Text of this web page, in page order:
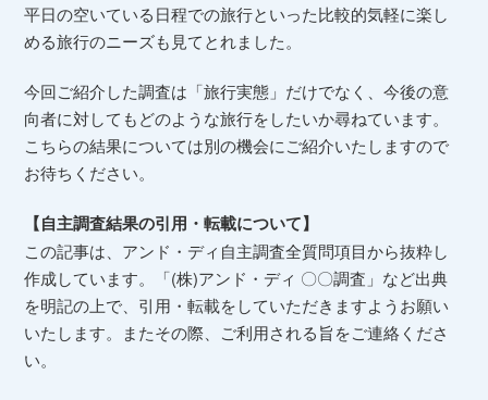
平日の空いている日程での旅行といった比較的気軽に楽し
める旅行のニーズも見てとれました。
今回ご紹介した調査は「旅行実態」だけでなく、今後の意
向者に対してもどのような旅行をしたいか尋ねています。
こちらの結果については別の機会にご紹介いたしますので
お待ちください。
【自主調査結果の引用・転載について】
この記事は、アンド・ディ自主調査全質問項目から抜粋し
作成しています。「(株)アンド・ディ 〇〇調査」など出典
を明記の上で、引用・転載をしていただきますようお願い
いたします。またその際、ご利用される旨をご連絡くださ
い。